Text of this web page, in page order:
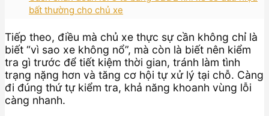
bất thường cho chủ xe
Tiếp theo, điều mà chủ xe thực sự cần không chỉ là
biết “vì sao xe không nổ”, mà còn là biết nên kiểm
tra gì trước để tiết kiệm thời gian, tránh làm tình
trạng nặng hơn và tăng cơ hội tự xử lý tại chỗ. Càng
đi đúng thứ tự kiểm tra, khả năng khoanh vùng lỗi
càng nhanh.